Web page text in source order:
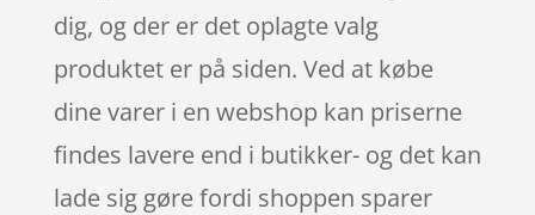
dig, og der er det oplagte valg
produktet er på siden. Ved at købe
dine varer i en webshop kan priserne
findes lavere end i butikker- og det kan
lade sig gøre fordi shoppen sparer